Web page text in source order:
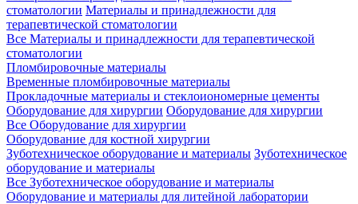
стоматологии Материалы и принадлежности для
терапевтической стоматологии
Все Материалы и принадлежности для терапевтической
стоматологии
Пломбировочные материалы
Временные пломбировочные материалы
Прокладочные материалы и стеклоиономерные цементы
Оборудование для хирургии Оборудование для хирургии
Все Оборудование для хирургии
Оборудование для костной хирургии
Зуботехническое оборудование и материалы Зуботехническое
оборудование и материалы
Все Зуботехническое оборудование и материалы
Оборудование и материалы для литейной лаборатории